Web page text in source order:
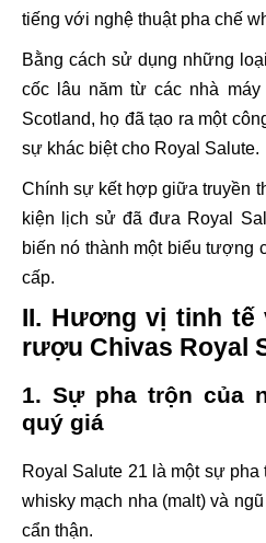
tiếng với nghệ thuật pha chế
Bằng cách sử dụng những
cốc lâu năm từ các nhà
Scotland, họ đã tạo ra một
sự khác biệt cho Royal Salute.
Chính sự kết hợp giữa truyền
kiện lịch sử đã đưa Royal
biến nó thành một biểu tượng
cấp.
II. Hương vị tinh tế
rượu Chivas Royal
1. Sự pha trộn của
quý giá
Royal Salute 21 là một sự
whisky mạch nha (malt) và
cẩn thận.